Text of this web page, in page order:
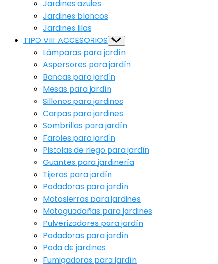
Jardines azules
Jardines blancos
Jardines lilas
TIPO VIII: ACCESORIOS Show
sub
menu
Lámparas para jardín
Aspersores para jardín
Bancas para jardín
Mesas para jardín
Sillones para jardines
Carpas para jardines
Sombrillas para jardín
Faroles para jardín
Pistolas de riego para jardín
Guantes para jardinería
Tijeras para jardín
Podadoras para jardín
Motosierras para jardines
Motoguadañas para jardines
Pulverizadores para jardín
Podadoras para jardín
Poda de jardines
Fumigadoras para jardín